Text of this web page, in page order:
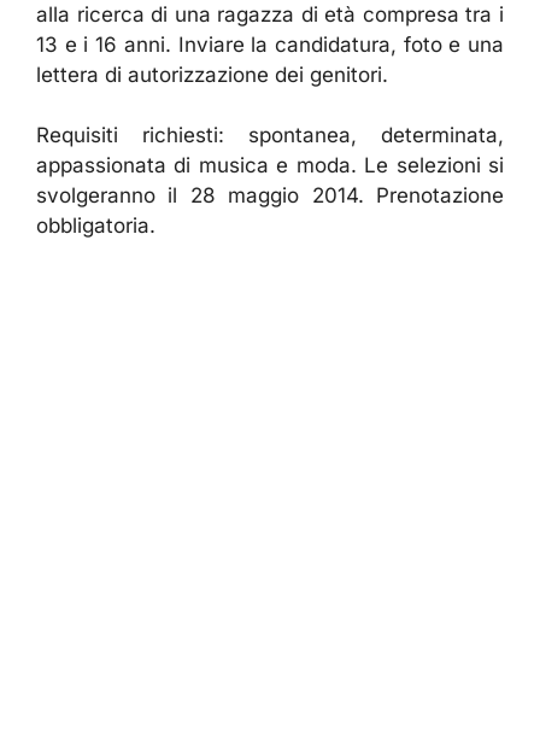
alla ricerca di una ragazza di età compresa tra i
13 e i 16 anni. Inviare la candidatura, foto e una
lettera di autorizzazione dei genitori.
Requisiti richiesti: spontanea, determinata,
appassionata di musica e moda. Le selezioni si
svolgeranno il 28 maggio 2014. Prenotazione
obbligatoria.